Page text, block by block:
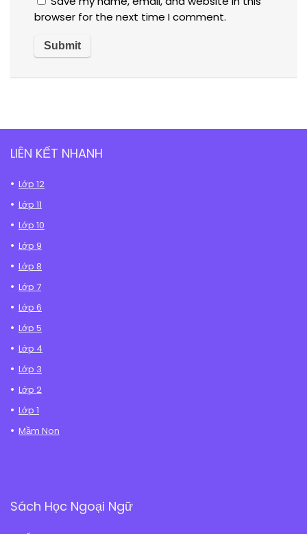
browser for the next time I comment.
LIÊN KẾT NHANH
Lớp 12
Lớp 11
Lớp 10
Lớp 9
Lớp 8
Lớp 7
Lớp 6
Lớp 5
Lớp 4
Lớp 3
Lớp 2
Lớp 1
Mầm Non
Sách Học Ngoại Ngữ